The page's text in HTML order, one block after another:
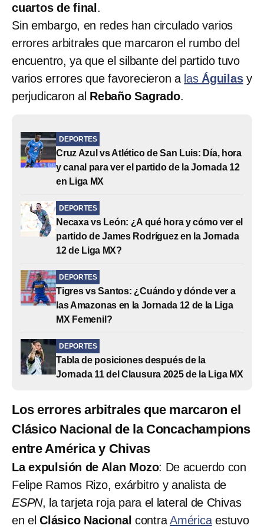
cuartos de final .
Sin embargo, en redes han circulado varios
errores arbitrales que marcaron el rumbo del
encuentro, ya que el silbante del partido tuvo
varios errores que favorecieron a las Águilasy
perjudicaron al Rebaño Sagrado.
DEPORTES
Cruz Azul vs Atlético de San Luis: Día, hora
y canal para ver el partido de la Jornada 12
en Liga MX
DEPORTES
Necaxa vs León: ¿A qué hora y cómo ver el
partido de James Rodríguez en la Jornada
12 de Liga MX?
DEPORTES
Tigres vs Santos: ¿Cuándo y dónde ver a
las Amazonas en la Jornada 12 de la Liga
MX Femenil?
DEPORTES
Tabla de posiciones después de la
Jornada 11 del Clausura 2025 de la Liga MX
Los errores arbitrales que marcaron el
Clásico Nacional de la Concachampions
entre América y Chivas
La expulsión de Alan Mozo: De acuerdo con
Felipe Ramos Rizo, exárbitro y analista de
ESPN, la tarjeta roja para el lateral de Chivas
en el Clásico Nacional contraAméricaestuvo